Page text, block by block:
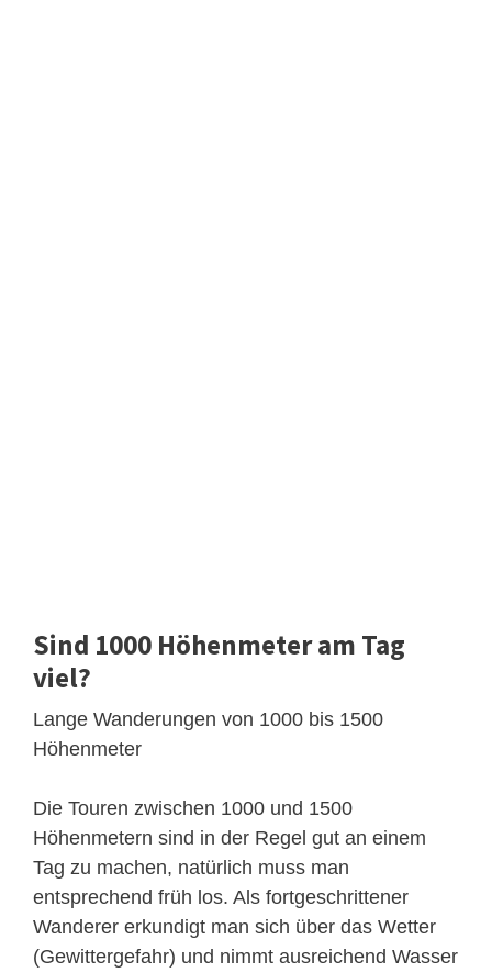
Sind 1000 Höhenmeter am Tag
viel?
Lange Wanderungen von 1000 bis 1500
Höhenmeter
Die Touren zwischen 1000 und 1500
Höhenmetern sind in der Regel gut an einem
Tag zu machen, natürlich muss man
entsprechend früh los. Als fortgeschrittener
Wanderer erkundigt man sich über das Wetter
(Gewittergefahr) und nimmt ausreichend Wasser